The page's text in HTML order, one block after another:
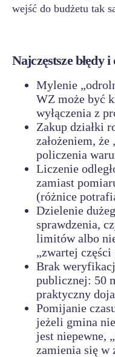
wejść do budżetu tak
Najczęstsze błędy
Mylenie
WZ może być
wyłączenia z
Zakup działki
założeniem,
policzenia
Liczenie
zamiast
(różnice
Dzielenie
sprawdzenia,
limitów albo
„zwartej części
Brak
publicznej: 50
praktyczny
Pomijanie
jeżeli gmina
jest niepewne,
zamienia się w